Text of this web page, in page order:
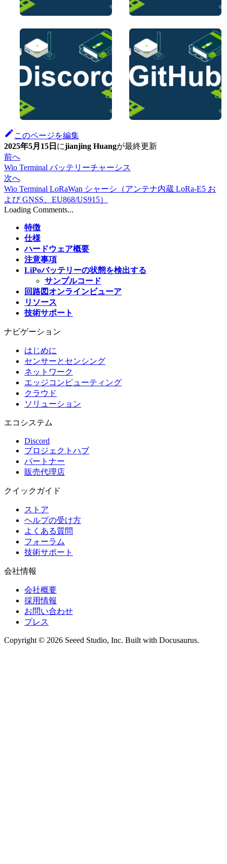
このページを編集
2025年5月15日 にjianjing Huangが最終更新
前へ
Wio Terminal バッテリーチャーシス
次へ
Wio Terminal LoRaWan シャーシ（アンテナ内蔵 LoRa-E5 お
よび GNSS、EU868/US915）
Loading Comments...
特徴
仕様
ハードウェア概要
注意事項
LiPoバッテリーの状態を検出する
サンプルコード
回路図オンラインビューア
リソース
技術サポート
ナビゲーション
はじめに
センサーとセンシング
ネットワーク
エッジコンピューティング
クラウド
ソリューション
エコシステム
Discord
プロジェクトハブ
パートナー
販売代理店
クイックガイド
ストア
ヘルプの受け方
よくある質問
フォーラム
技術サポート
会社情報
会社概要
採用情報
お問い合わせ
プレス
Copyright © 2026 Seeed Studio, Inc. Built with Docusaurus.